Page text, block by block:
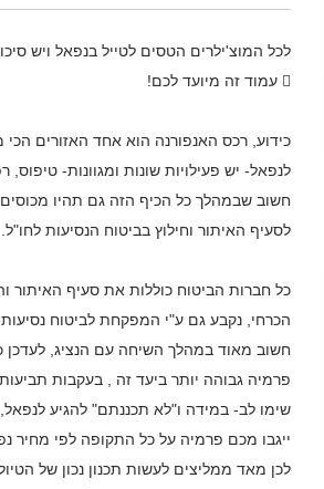
לכל המוצ'ילרים הטסים לטייל בנפאל ויש
 עמוד זה מיועד לכם!
כידוע, רכס האנפורנה הוא אחד האזורים הכי
לנפאל- יש פעילויות שונות ומגוונות- טיפוס,
חשוב שבמהלך כל הכיף הזה גם תהיו מכוסים
לסעיף האיתור וחילוץ בביטוח הנסיעות לחו"ל.
הכרחי, נקבע גם ע"י המפקחת לביטוח
חשוב מאוד במהלך השיחה עם הנציג, לעדכן
פרמיה גבוהה יותר ביעד זה , בעקבות תביעות
שימו לב- במידה ו"לא תכננתם" להגיע
ייגבו מכם פרמיה על כל התקופה לפי מחיר
לכן מאד ממליצים לעשות תכנון נכון של